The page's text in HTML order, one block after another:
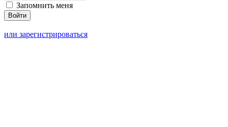
Запомнить меня
или зарегистрироваться